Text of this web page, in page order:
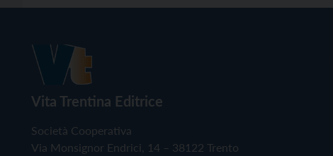
Vita Trentina Editrice
Società Cooperativa
Via Monsignor Endrici, 14 – 38122 Trento